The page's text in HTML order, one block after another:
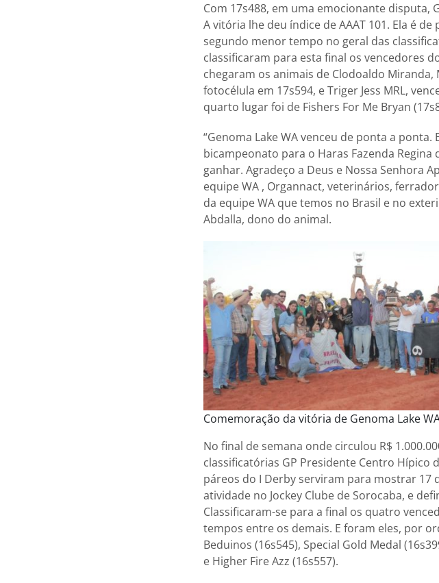
Com 17s488, em uma emocionante disputa,
A vitória lhe deu índice de AAAT 101. Ela é
segundo menor tempo no geral das
classificaram para esta final os vencedores
chegaram os animais de Clodoaldo Miranda,
fotocélula em 17s594, e Triger Jess MRL,
quarto lugar foi de Fishers For Me Bryan
“Genoma Lake WA venceu de ponta a
bicampeonato para o Haras Fazenda Regina
ganhar. Agradeço a Deus e Nossa Senhora
equipe WA , Organnact, veterinários,
da equipe WA que temos no Brasil e no
Abdalla, dono do animal.
Comemoração da vitória de Genoma Lake
No final de semana onde circulou R$
classificatórias GP Presidente Centro Hípico
páreos do I Derby serviram para mostrar 17
atividade no Jockey Clube de Sorocaba, e
Classificaram-se para a final os quatro
tempos entre os demais. E foram eles, por
Beduinos (16s545), Special Gold Medal
e Higher Fire Azz (16s557).